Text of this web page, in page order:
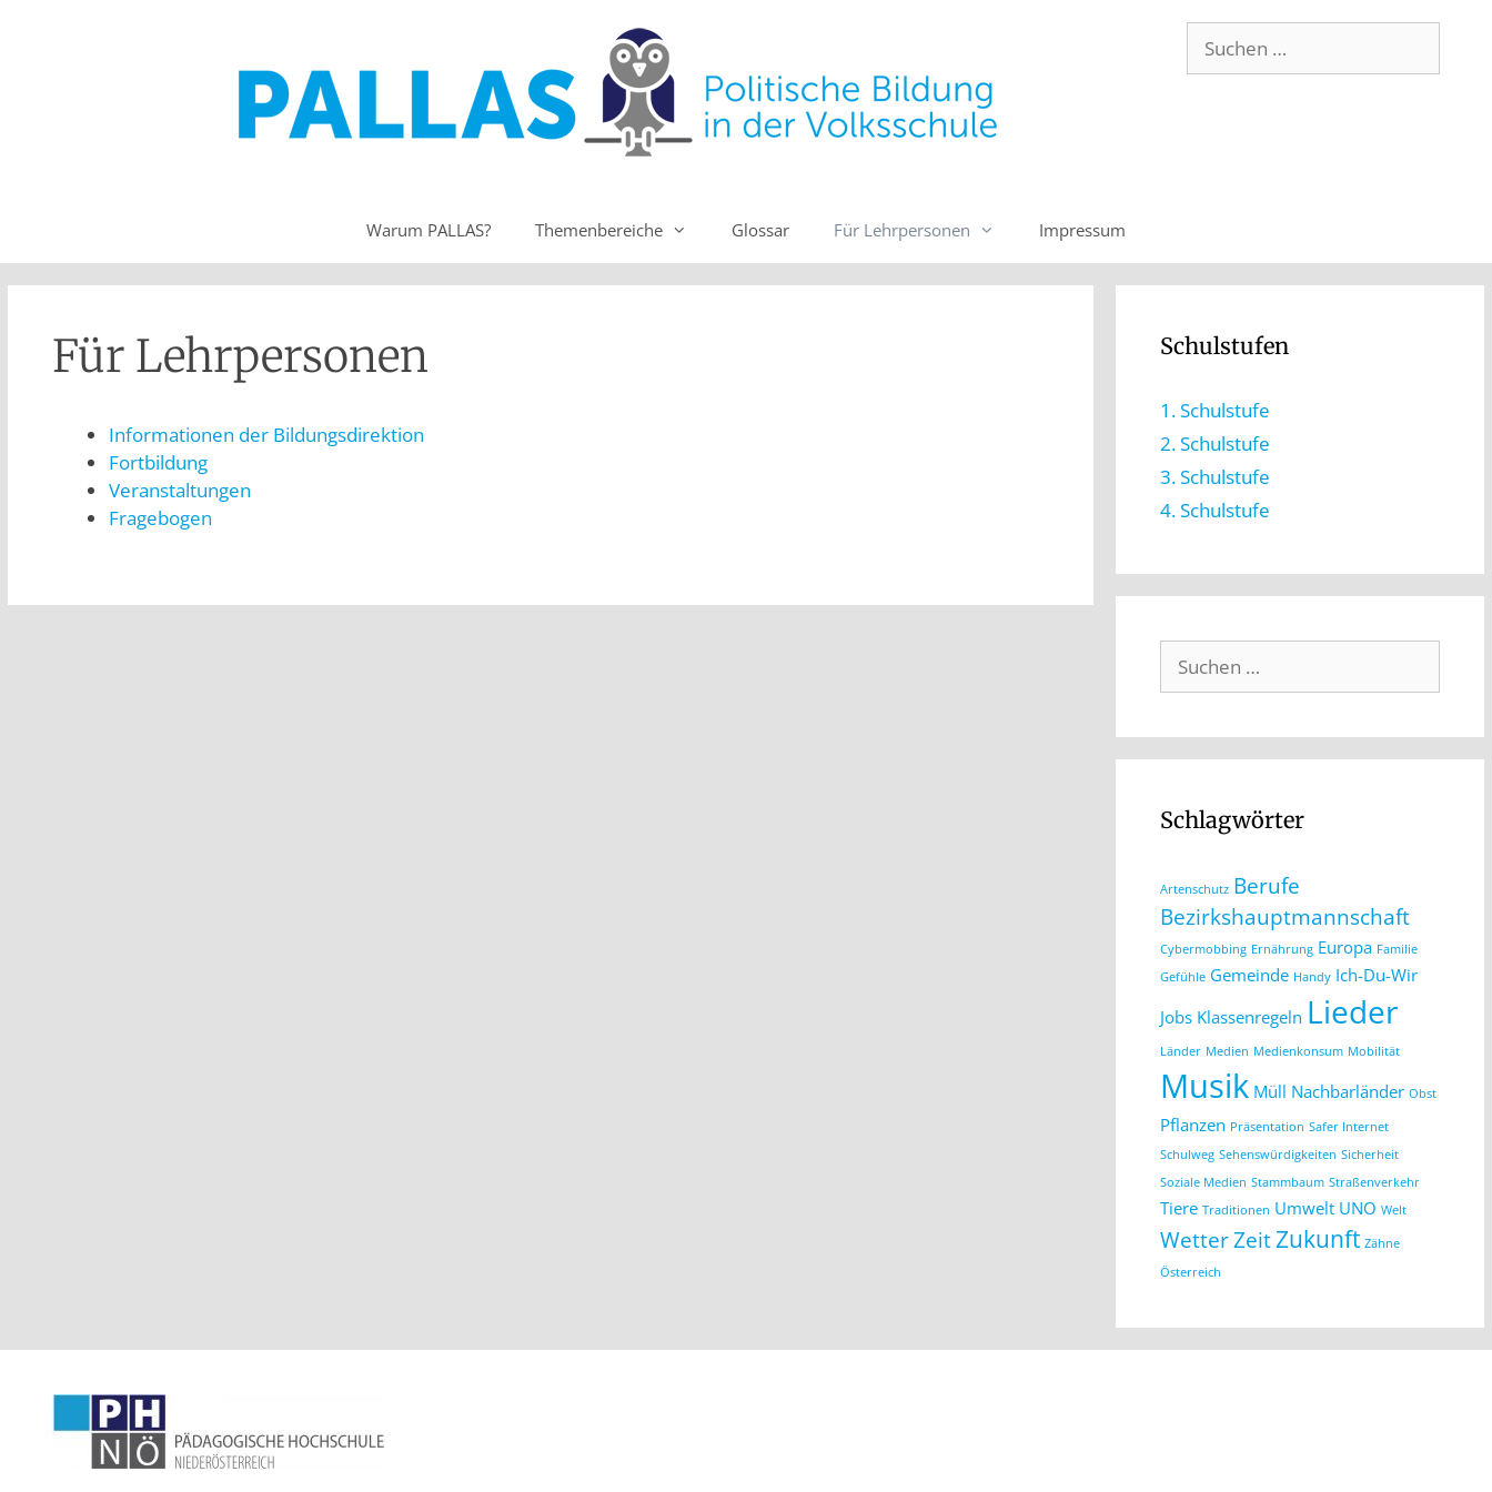
Warum PALLAS? Themenbereiche Glossar Für Lehrpersonen Impressum
Für Lehrpersonen
Informationen der Bildungsdirektion
Fortbildung
Veranstaltungen
Fragebogen
Schulstufen
1. Schulstufe
2. Schulstufe
3. Schulstufe
4. Schulstufe
Schlagwörter
Artenschutz Berufe
Bezirkshauptmannschaft
Cybermobbing Ernährung Europa Familie
Gefühle Gemeinde Handy Ich-Du-Wir
Jobs Klassenregeln Lieder
Länder Medien Medienkonsum Mobilität
Musik Müll Nachbarländer Obst
Pflanzen Präsentation Safer Internet
Schulweg Sehenswürdigkeiten Sicherheit
Soziale Medien Stammbaum Straßenverkehr
Tiere Traditionen Umwelt UNO Welt
WetterZeitZukunft Zähne
Österreich